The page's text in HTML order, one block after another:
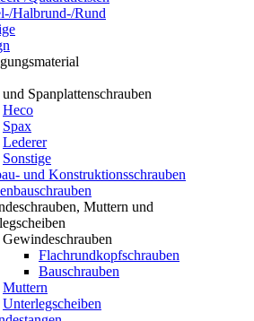
Halbrund-/Rund
Spanplattenschrauben
Heco
Spax
Lederer
Sonstige
und Konstruktionsschrauben
Muttern und
Gewindeschrauben
Flachrundkopfschrauben
Bauschrauben
Muttern
Unterlegscheiben